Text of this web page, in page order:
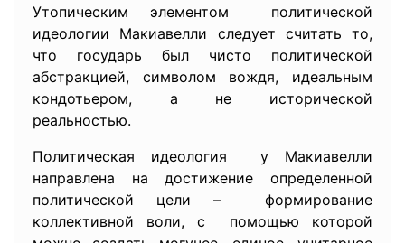
Утопическим элементом политической
идеологии Макиавелли следует считать то,
что государь был чисто политической
абстракцией, символом вождя, идеальным
кондотьером, а не исторической
реальностью.
Политическая идеология у Макиавелли
направлена на достижение определенной
политической цели – формирование
коллективной воли, с помощью которой